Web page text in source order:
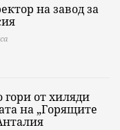
на завод за
гори от хиляди
на „Горящите